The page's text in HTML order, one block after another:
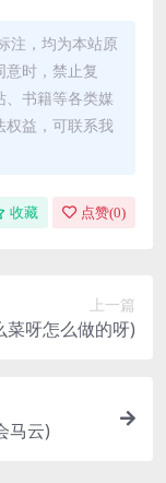
注，均为本站原
时，禁止复
、书籍等各类媒
权益，可联系我
收藏 点赞(0)
上一篇
呀怎么做的呀)
马云)